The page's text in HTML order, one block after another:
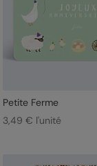
Petite Ferme
3,49 € l'unité